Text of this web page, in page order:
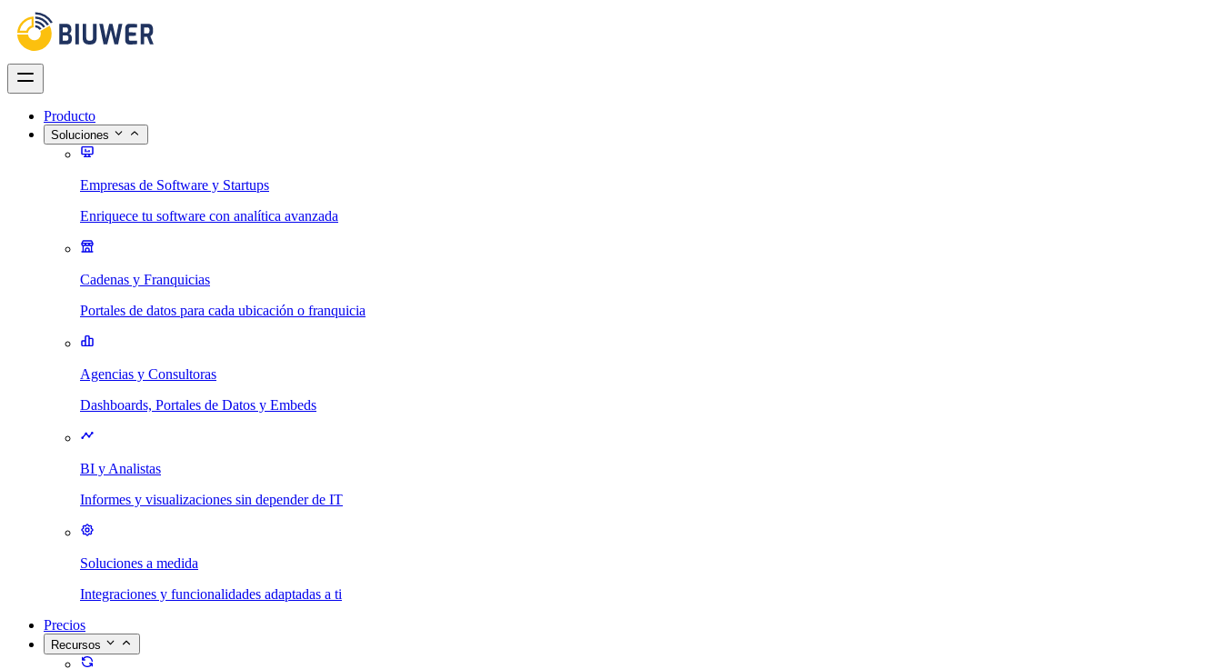
Producto
Soluciones
Empresas de Software y Startups
Enriquece tu software con analítica avanzada
Cadenas y Franquicias
Portales de datos para cada ubicación o franquicia
Agencias y Consultoras
Dashboards, Portales de Datos y Embeds
BI y Analistas
Informes y visualizaciones sin depender de IT
Soluciones a medida
Integraciones y funcionalidades adaptadas a ti
Precios
Recursos